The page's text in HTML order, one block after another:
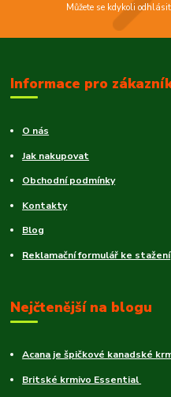
Můžete se kdykoli
Informace pro
O nás
Jak nakupovat
Obchodní podmínky
Kontakty
Blog
Reklamační formulář ke stažení
Nejčtenější na blogu
Acana je špičkové kanadské
Britské krmivo Essential